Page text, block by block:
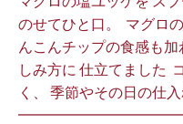
のせてひと口。 ⁡ マグロ
んこんチップの食感も
しみ方に 仕立てました️
く、 季節やその日の仕
━━━━━━━━━━━━━━